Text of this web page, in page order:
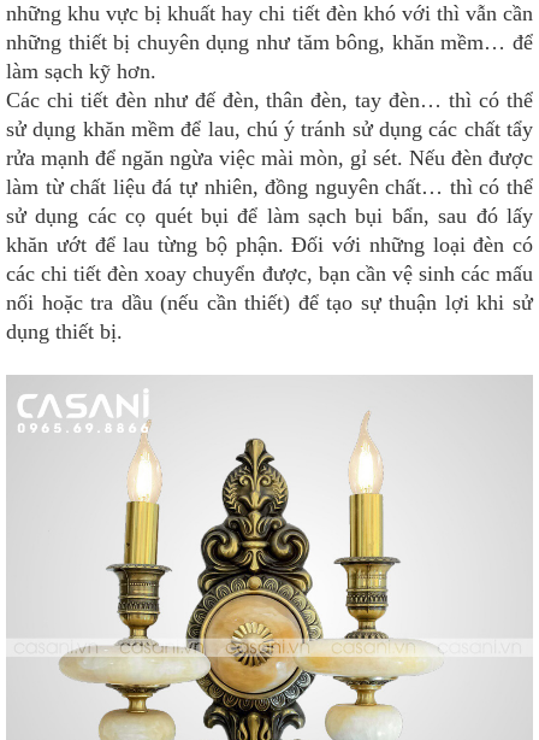
những khu vực bị khuất hay chi tiết đèn khó với thì vẫn cần
những thiết bị chuyên dụng như tăm bông, khăn mềm… để
làm sạch kỹ hơn.
Các chi tiết đèn như đế đèn, thân đèn, tay đèn… thì có thể
sử dụng khăn mềm để lau, chú ý tránh sử dụng các chất tẩy
rửa mạnh để ngăn ngừa việc mài mòn, gỉ sét. Nếu đèn được
làm từ chất liệu đá tự nhiên, đồng nguyên chất… thì có thể
sử dụng các cọ quét bụi để làm sạch bụi bẩn, sau đó lấy
khăn ướt để lau từng bộ phận. Đối với những loại đèn có
các chi tiết đèn xoay chuyển được, bạn cần vệ sinh các mấu
nối hoặc tra dầu (nếu cần thiết) để tạo sự thuận lợi khi sử
dụng thiết bị.